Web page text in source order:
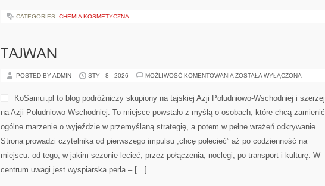
CATEGORIES: CHEMIA KOSMETYCZNA
TAJWAN
POSTED BY ADMIN STY - 8 - 2026 MOŻLIWOŚĆ KOMENTOWANIA TAJWAN
ZOSTAŁA WYŁĄCZONA
KoSamui.pl to blog podróżniczy skupiony na tajskiej Azji Południowo-Wschodniej i szerzej
na Azji Południowo-Wschodniej. To miejsce powstało z myślą o osobach, które chcą zamienić
ogólne marzenie o wyjeździe w przemyślaną strategię, a potem w pełne wrażeń odkrywanie.
Strona prowadzi czytelnika od pierwszego impulsu „chcę polecieć” aż po codzienność na
miejscu: od tego, w jakim sezonie lecieć, przez połączenia, noclegi, po transport i kulturę. W
centrum uwagi jest wyspiarska perła – […]